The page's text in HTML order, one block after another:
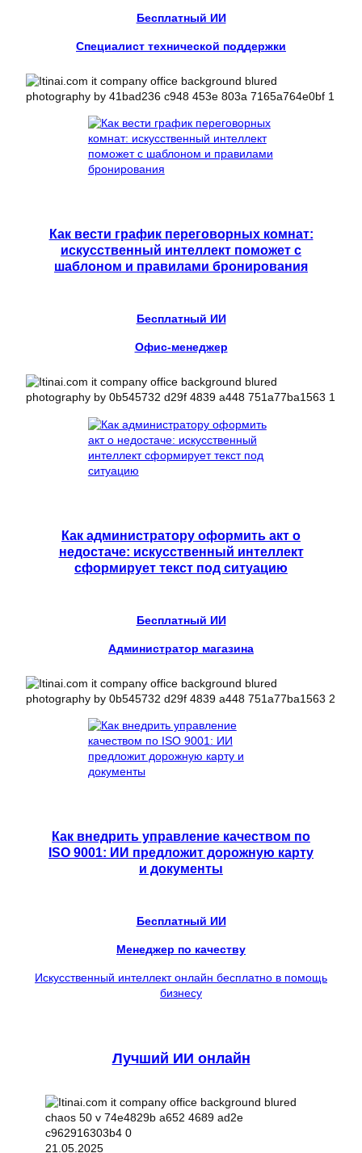
Бесплатный ИИ
Специалист технической поддержки
Как вести график переговорных комнат:
искусственный интеллект поможет с
шаблоном и правилами бронирования
Бесплатный ИИ
Офис-менеджер
Как администратору оформить акт о
недостаче: искусственный интеллект
сформирует текст под ситуацию
Бесплатный ИИ
Администратор магазина
Как внедрить управление качеством по
ISO 9001: ИИ предложит дорожную карту
и документы
Бесплатный ИИ
Менеджер по качеству
Искусственный интеллект онлайн бесплатно в помощь
бизнесу
Лучший ИИ онлайн
21.05.2025